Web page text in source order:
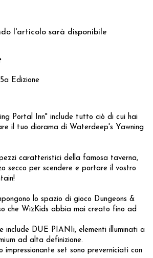
l'articolo sarà disponibile
Edizione
Portal Inn" include tutto ciò di cui hai
il tuo diorama di Waterdeep's Yawning
caratteristici della famosa taverna,
secco per scendere e portare il vostro
lo spazio di gioco Dungeons &
che WizKids abbia mai creato fino ad
include DUE PIANIi, elementi illuminati a
ad alta definizione.
impressionante set sono preverniciati con